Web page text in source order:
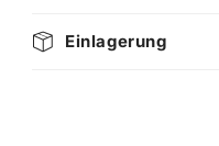
Einlagerung